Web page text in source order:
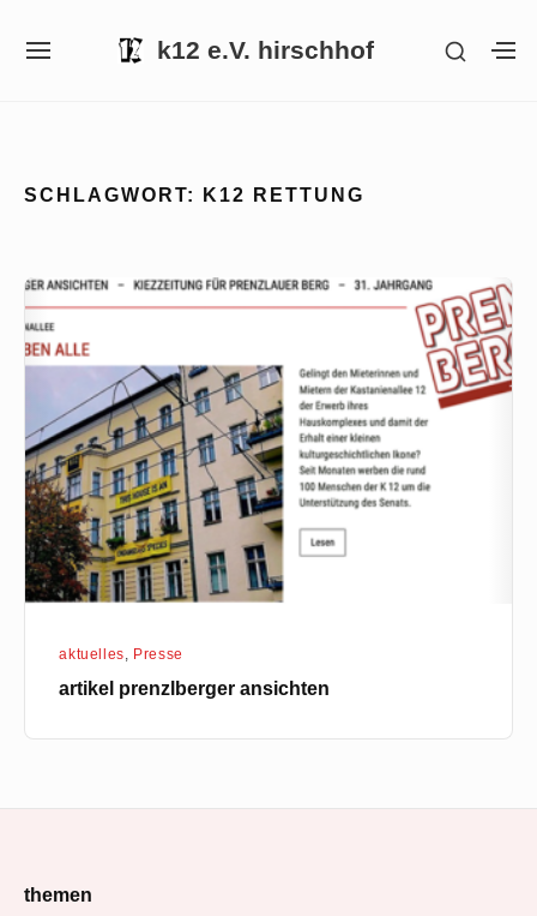
k12 e.V. hirschhof
SITE
SHOW
SCHLAGWORT: K12 RETTUNG
artikel
prenzlberger
ansichten
aktuelles, Presse
artikel prenzlberger ansichten
themen